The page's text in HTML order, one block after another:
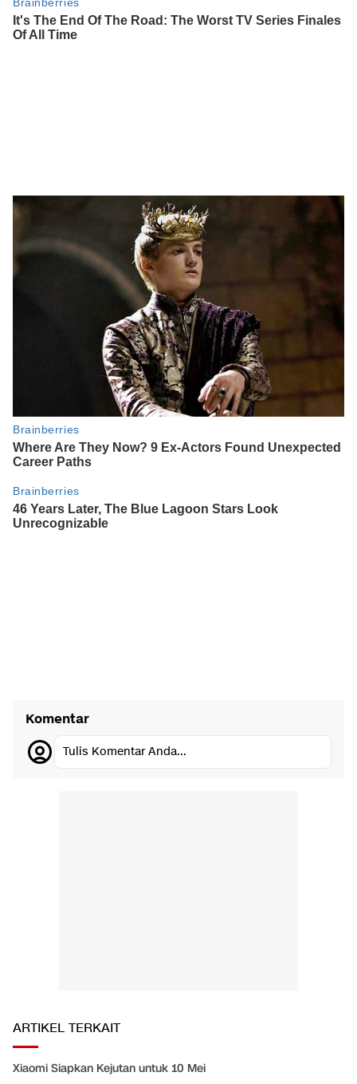
Komentar
Tulis Komentar Anda...
ARTIKEL TERKAIT
Xiaomi Siapkan Kejutan untuk 10 Mei